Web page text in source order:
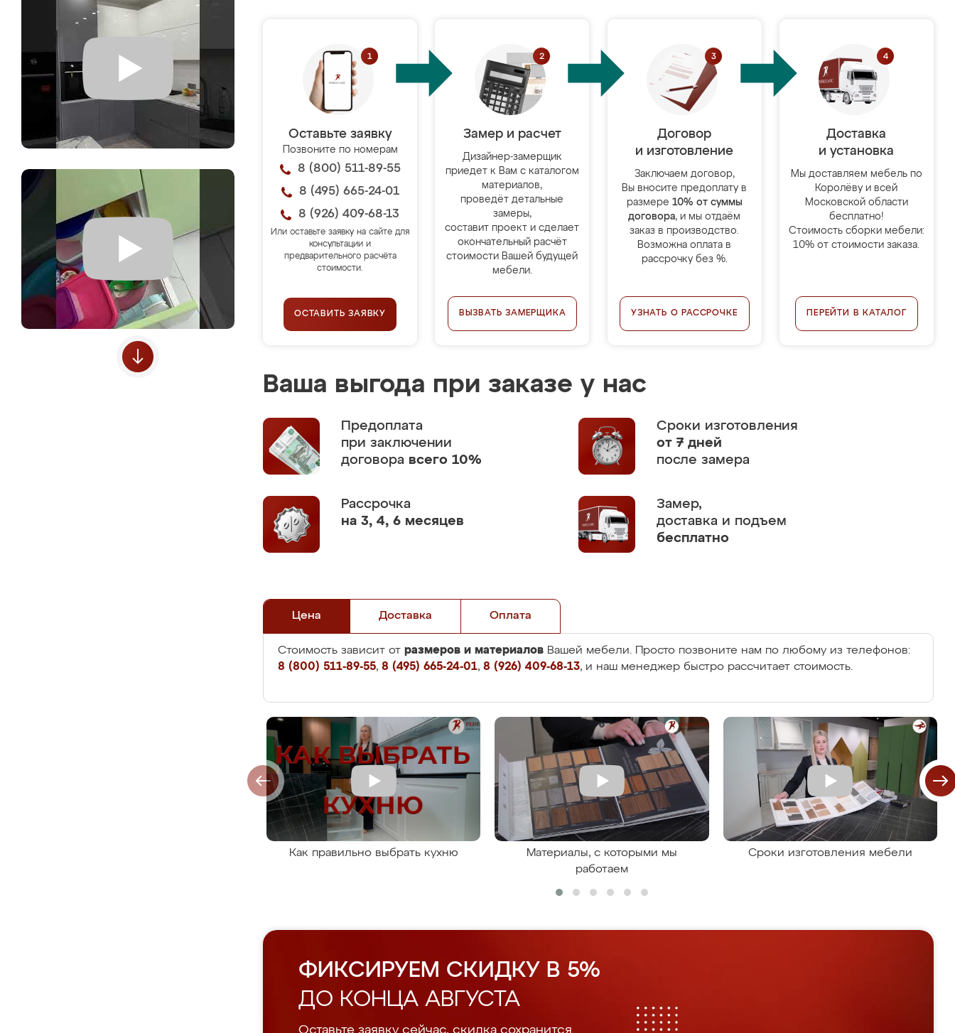
Оставьте заявку
Позвоните по номерам
8 (800) 511-89-55
8 (495) 665-24-01
8 (926) 409-68-13
Или оставьте заявку на сайте для
консультации и
предварительного расчёта
стоимости.
ОСТАВИТЬ ЗАЯВКУ
Замер и расчет
Дизайнер-замерщик
приедет к Вам с каталогом
материалов,
проведёт детальные
замеры,
составит проект и сделает
окончательный расчёт
стоимости Вашей будущей
мебели.
ВЫЗВАТЬ ЗАМЕРЩИКА
Договор
и изготовление
Заключаем договор,
Вы вносите предоплату в
размере 10% от суммы
договора, и мы отдаём
заказ в производство.
Возможна оплата в
рассрочку без %.
УЗНАТЬ О РАССРОЧКЕ
Доставка
и установка
Мы доставляем мебель по
Королёву и всей
Московской области
бесплатно!
Стоимость сборки мебели:
10% от стоимости заказа.
ПЕРЕЙТИ В КАТАЛОГ
Ваша выгода при заказе у нас
Предоплата
при заключении
договора всего 10%
Сроки изготовления
от 7 дней
после замера
Рассрочка
на 3, 4, 6 месяцев
Замер,
доставка и подъем
бесплатно
Цена Доставка Оплата
Стоимость зависит от размеров и материалов Вашей мебели. Просто позвоните нам по любому из телефонов:
8 (800) 511-89-55, 8 (495) 665-24-01, 8 (926) 409-68-13, и наш менеджер быстро рассчитает стоимость.
Как правильно выбрать кухню
Материалы, с которыми мы
работаем
Сроки изготовления мебели
ФИКСИРУЕМ СКИДКУ В 5%
ДО КОНЦА АВГУСТА
Оставьте заявку сейчас, скидка сохранится.